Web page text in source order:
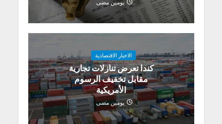
يومين مضى
الاخبار الاقتصادية
كندا تعرض تنازلات تجارية
مقابل تخفيف الرسوم
الأمريكية
يومين مضى